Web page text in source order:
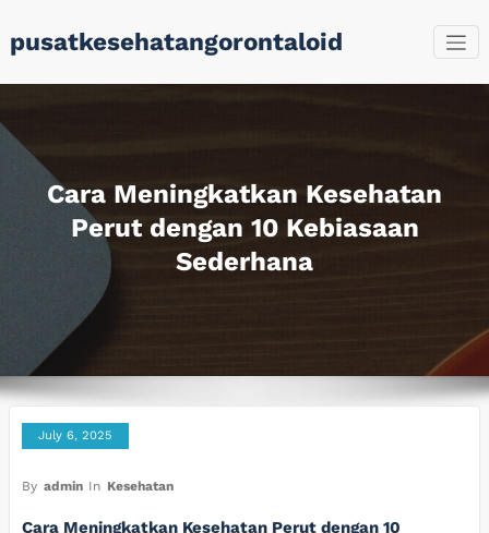
to
content
pusatkesehatangorontaloid
Cara Meningkatkan Kesehatan
Perut dengan 10 Kebiasaan
Sederhana
July 6, 2025
By admin In Kesehatan
Cara Meningkatkan Kesehatan Perut dengan 10